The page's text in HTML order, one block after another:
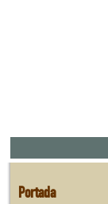
Portada